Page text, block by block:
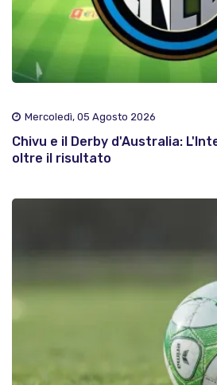
Mercoledì, 05 Agosto 2026
Chivu e il Derby d'Australia:
oltre il risultato